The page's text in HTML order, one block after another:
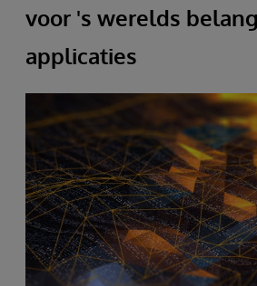
voor 's werelds
applicaties